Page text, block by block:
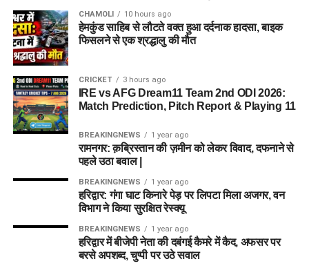
CHAMOLI 10 hours ago
हेमकुंड साहिब से लौटते वक्त हुआ दर्दनाक हादसा, बाइक
फिसलने से एक श्रद्धालु की मौत
CRICKET 3 hours ago
IRE vs AFG Dream11 Team 2nd ODI 2026:
Match Prediction, Pitch Report & Playing 11
BREAKINGNEWS 1 year ago
रामनगर: क़ब्रिस्तान की ज़मीन को लेकर विवाद, दफनाने से
पहले उठा बवाल |
BREAKINGNEWS 1 year ago
हरिद्वार: गंगा घाट किनारे पेड़ पर लिपटा मिला अजगर, वन
विभाग ने किया सुरक्षित रेस्क्यू
BREAKINGNEWS 1 year ago
हरिद्वार में बीजेपी नेता की दबंगई कैमरे में कैद, अफसर पर
बरसे अपशब्द, चुप्पी पर उठे सवाल